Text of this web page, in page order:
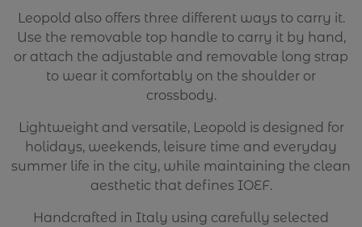
Leopold also offers three different ways to carry it.
Use the removable top handle to carry it by hand,
or attach the adjustable and removable long strap
to wear it comfortably on the shoulder or
crossbody.
Lightweight and versatile, Leopold is designed for
holidays, weekends, leisure time and everyday
summer life in the city, while maintaining the clean
aesthetic that defines IOEF.
Handcrafted in Italy using carefully selected